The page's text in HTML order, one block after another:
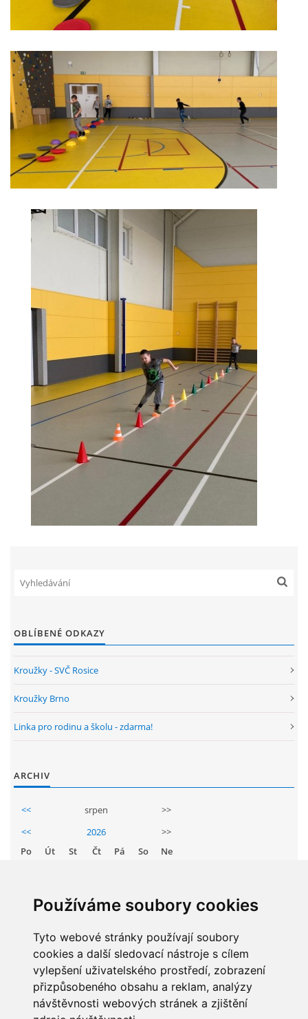
Používáme soubory cookies
Tyto webové stránky používají soubory
cookies a další sledovací nástroje s cílem
vylepšení uživatelského prostředí, zobrazení
přizpůsobeného obsahu a reklam, analýzy
návštěvnosti webových stránek a zjištění
OBLÍBENÉ ODKAZY
Kroužky - SVČ Rosice
Kroužky Brno
Linka pro rodinu a školu - zdarma!
ARCHIV
<< srpen
>>
<<
2026
>>
Po
Út St Čt Pá So
Ne
11 12 13 14 15
16
18 19 20 21 22
23
25 26 27 28 29
30